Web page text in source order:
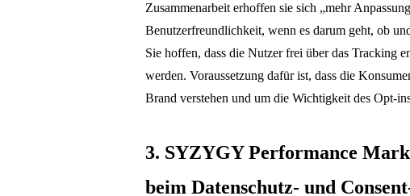
Zusammenarbeit erhoffen sie sich „mehr
Benutzerfreundlichkeit, wenn es darum geht, ob
Sie hoffen, dass die Nutzer frei über das Tracking
werden. Voraussetzung dafür ist, dass die
Brand verstehen und um die Wichtigkeit des Opt-
3. SYZYGY Performance
beim Datenschutz- und